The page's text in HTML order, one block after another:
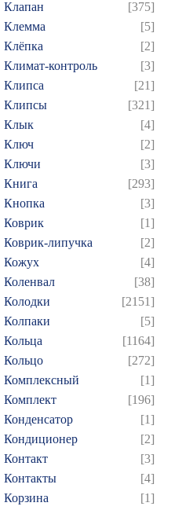
Клапан
[375]
Клемма
[5]
Клёпка
[2]
Климат-контроль
[3]
Клипса
[21]
Клипсы
[321]
Клык
[4]
Ключ
[2]
Ключи
[3]
Книга
[293]
Кнопка
[3]
Коврик
[1]
Коврик-липучка
[2]
Кожух
[4]
Коленвал
[38]
Колодки
[2151]
Колпаки
[5]
Кольца
[1164]
Кольцо
[272]
Комплексный
[1]
Комплект
[196]
Конденсатор
[1]
Кондиционер
[2]
Контакт
[3]
Контакты
[4]
Корзина
[1]